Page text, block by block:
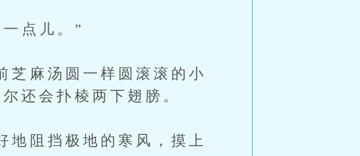
点儿。”
麻汤圆一样圆滚滚的小
还会扑棱两下翅膀。
阻挡极地的寒风，摸上